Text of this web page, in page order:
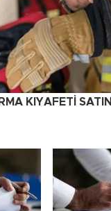
KIYAFETİ SATIN